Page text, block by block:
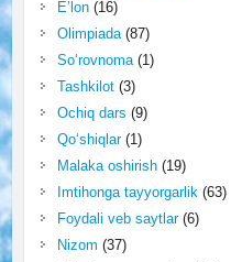
E’lon(16)
Olimpiada(87)
So‘rovnoma(1)
Tashkilot(3)
Ochiq dars (9)
Qo‘shiqlar(1)
Malaka oshirish(19)
Imtihonga tayyorgarlik(63)
Foydali veb saytlar(6)
Nizom (37)